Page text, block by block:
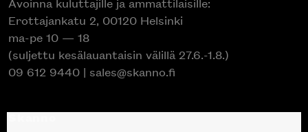
Erottajankatu 2, 00120 Helsinki
ma-pe 10 — 18
(suljettu kesälauantaisin välillä 27.6.-1.8.)
09 612 9440 | sales@skanno.fi
Skanno